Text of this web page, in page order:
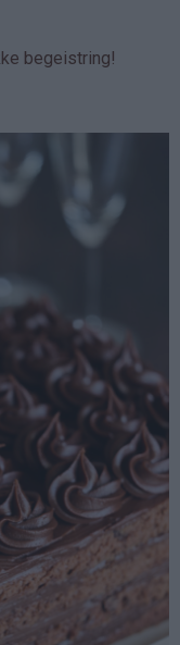
begeistring!